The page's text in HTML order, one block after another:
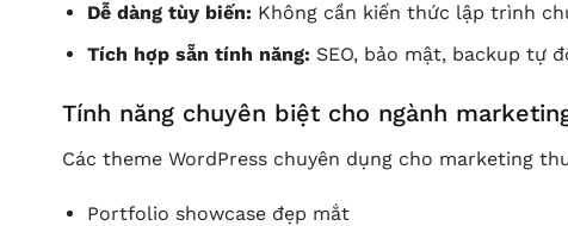
Dễ dàng tùy biến: Không cần kiến thức lập trình
Tích hợp sẵn tính năng: SEO, bảo mật, backup tự
Tính năng chuyên biệt cho ngành
Các theme WordPress chuyên dụng cho marketing
Portfolio showcase đẹp mắt